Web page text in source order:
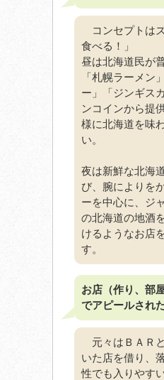
コンセプトは
食べる！」
昼は北海道民が
「札幌ラーメン
ー」「ジンギス
ンコインから提
様に北海道を味
い。
夜は新鮮な北海
び、腕によりを
ーを中心に、ジ
の北海道の地酒
けるようなお店
す。
お店（作り、部
でアピールされ
元々はＢＡＲ
いた店を借り、
性でも入りやす